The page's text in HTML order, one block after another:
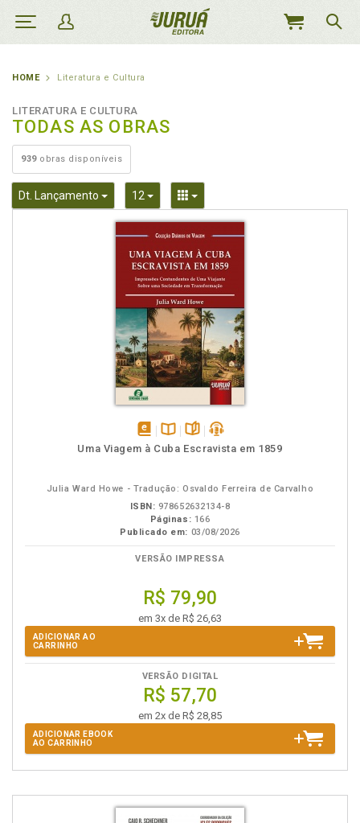
MEU
HOME Literatura e Cultura
LITERATURA E CULTURA
TODAS AS OBRAS
939obras disponíveis
Dt. Lançamento Toggle Dropdown
12 Toggle DropdownToggle Dropdown
disponívelDisponível
páginaspodcast
Uma Viagem à Cuba Escravista em 1859
Julia Ward Howe - Tradução: Osvaldo Ferreira de Carvalho
ISBN: 978652632134-8
Páginas: 166
Publicado em: 03/08/2026
VERSÃO IMPRESSA
R$ 79,90
em 3x de R$ 26,63
ADICIONAR AO
CARRINHO
VERSÃO DIGITAL
R$ 57,70
em 2x de R$ 28,85
ADICIONAR EBOOK
AO CARRINHO